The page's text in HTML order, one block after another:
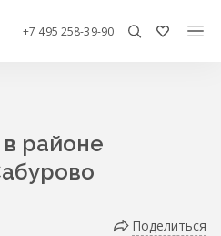
+7 495 258-39-90
районе
Поделиться